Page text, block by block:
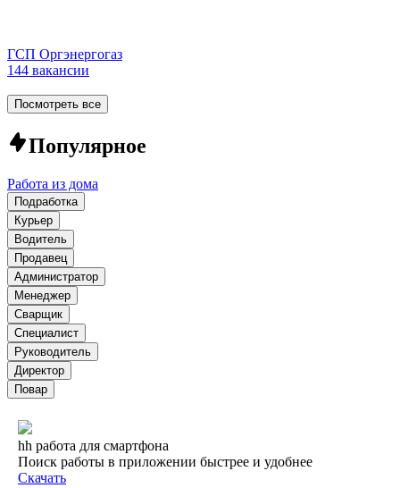
ГСП Оргэнергогаз
144 вакансии
Посмотреть все
Популярное
Работа из дома
Подработка
Курьер
Водитель
Продавец
Администратор
Менеджер
Сварщик
Специалист
Руководитель
Директор
Повар
hh работа для смартфона
Поиск работы в приложении быстрее и удобнее
Скачать